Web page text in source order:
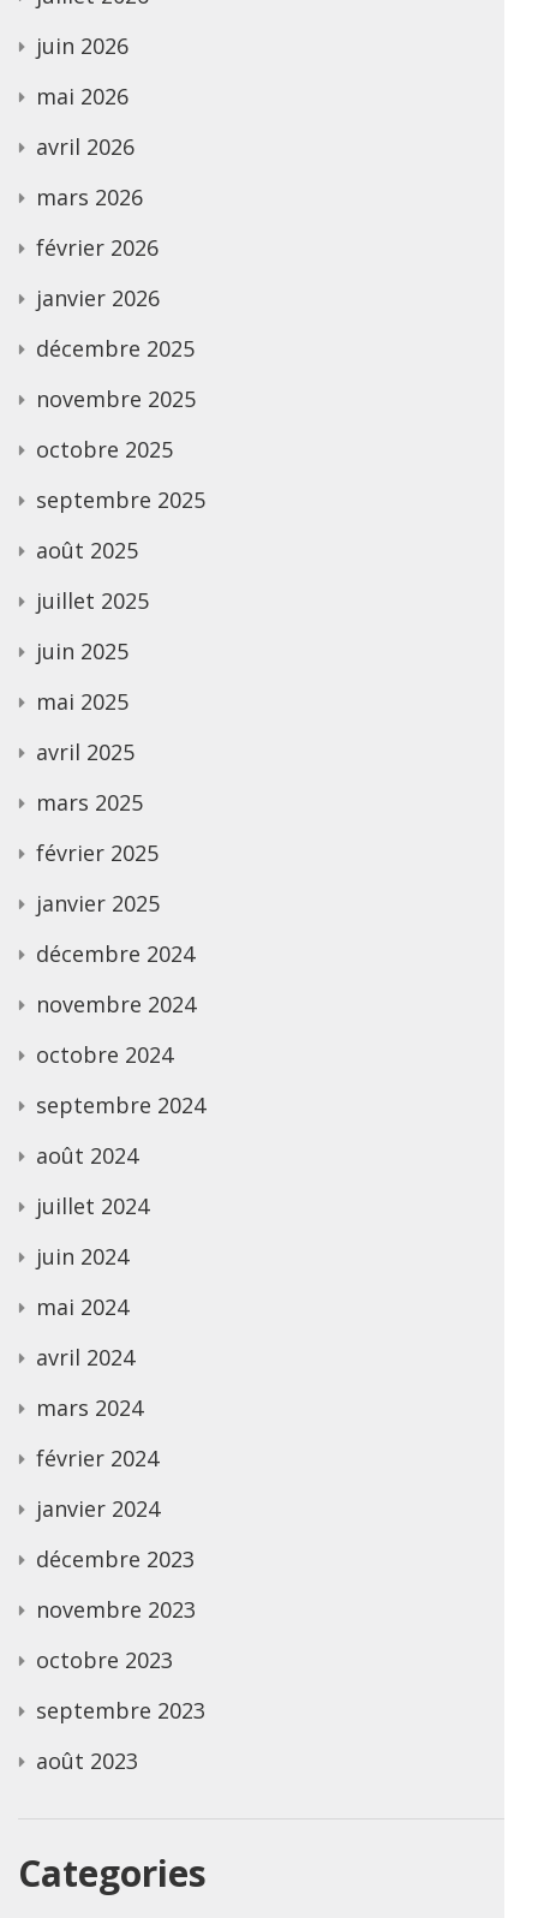
juin 2026
mai 2026
avril 2026
mars 2026
février 2026
janvier 2026
décembre 2025
novembre 2025
octobre 2025
septembre 2025
août 2025
juillet 2025
juin 2025
mai 2025
avril 2025
mars 2025
février 2025
janvier 2025
décembre 2024
novembre 2024
octobre 2024
septembre 2024
août 2024
juillet 2024
juin 2024
mai 2024
avril 2024
mars 2024
février 2024
janvier 2024
décembre 2023
novembre 2023
octobre 2023
septembre 2023
août 2023
Categories